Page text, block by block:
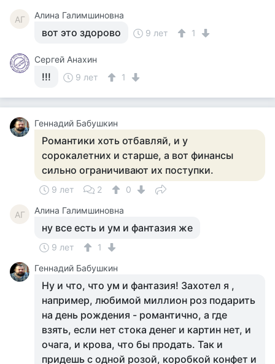
АГ Алина Галимшиновна
вот это здорово 9 лет 1
Сергей Анахин
!!! 9 лет 1
Геннадий Бабушкин
Романтики хоть отбавляй, и у
сорокалетних и старше, а вот финансы
сильно ограничивают их поступки.
9 лет 2 0
АГ Алина Галимшиновна
ну все есть и ум и фантазия же
9 лет
1
Геннадий Бабушкин
Ну и что, что ум и фантазия! Захотел я ,
например, любимой миллион роз подарить
на день рождения - романтично, а где
взять, если нет стока денег и картин нет, и
очага, и крова, что бы продать. Так и
придешь с одной розой, коробкой конфет и